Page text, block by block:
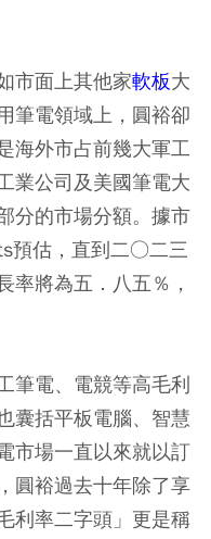
市面上其他家軟板大
筆電領域上，圓裕卻
海外市占前幾大軍工
業公司及美國筆電大
分的市場分額。據市
預估，直到二○二三
率將為五．八五％，
筆電、電競等高毛利
囊括平板電腦、智慧
市場一直以來就以訂
圓裕過去十年除了享
利率二字頭」更是稱